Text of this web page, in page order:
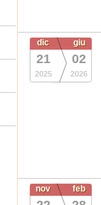
dic
21
2025
giu
02
2026
nov feb